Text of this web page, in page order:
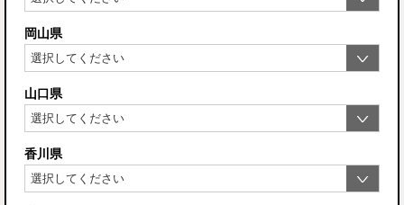
岡山県
山口県
香川県